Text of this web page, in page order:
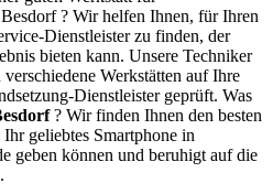
? Wir helfen Ihnen, für Ihren
Dienstleister zu finden, der
bieten kann. Unsere Techniker
Werkstätten auf Ihre
Dienstleister geprüft. Was
? Wir finden Ihnen den besten
geliebtes Smartphone in
geben können und beruhigt auf die